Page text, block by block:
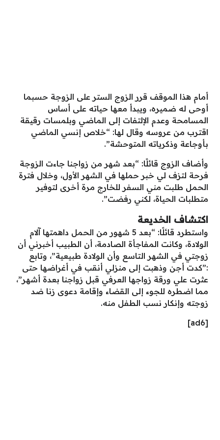
أمام هذا الموقف قرر الزوج الستر على الزوجة حسبما
أوحى له ضميره، ويبدأ معها حياته على أساس
المسامحة وعدم الإلتفات إلى الماضي وبلمسات رقيقة
اقترب من عروسه وقال لها: “خلاص إنسي الماضي
بأوجاعة وذكرياته المتوحشة”.
وأضاف الزوج قائلًا: “بعد شهر من زواجنا جاءت الزوجة
فرحة لتزف لي خبر حملها في الشهر الأول، وخلال فترة
الحمل طلبت مني السفر للخارج مرة أخرى لتوفير
متطلبات الحياة، لكني رفضت”.
اكتشاف الخديعة
واستطرد قائلًا: “بعد 5 شهور من الحمل داهمتها آلام
الولادة، وكانت المفاجأة الصادمة، أن الطبيب أخبرني أن
زوجتي في الشهر التاسع وأن الولادة طبيعية”، وتابع
:”كدت أجن وذهبت إلى منزلي أنقب في أغراضها حتى
عثرت علي ورقة زواجها العرفي قبل زواجنا بعدة أشهر”،
مما اضطره للجوء إلى القضاء وإقامة دعوى زنا ضد
زوجته وإنكار نسب الطفل منه.
[ad6]